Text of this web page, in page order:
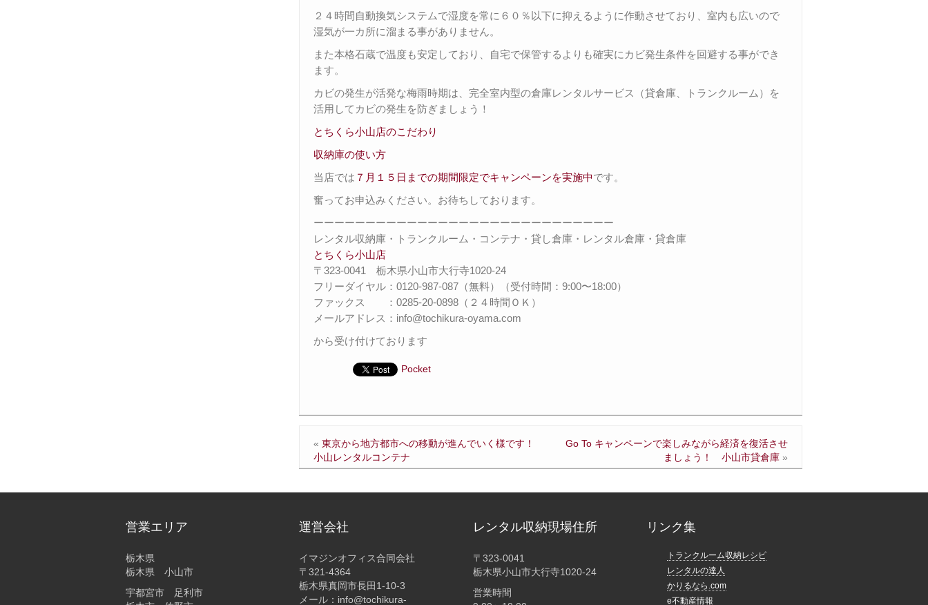
２４時間自動換気システムで湿度を常に６０％以下に抑えるように作動させており、室内も広いので
湿気が一カ所に溜まる事がありません。
また本格石蔵で温度も安定しており、自宅で保管するよりも確実にカビ発生条件を回避する事ができ
ます。
カビの発生が活発な梅雨時期は、完全室内型の倉庫レンタルサービス（貸倉庫、トランクルーム）を
活用してカビの発生を防ぎましょう！
とちくら小山店のこだわり
収納庫の使い方
当店では ７月１５ 日までの期間限定でキャンペーンを実施中です。
奮ってお申込みください。お待ちしております。
ーーーーーーーーーーーーーーーーーーーーーーーーーーーーー
レンタル収納庫・トランクルーム・コンテナ・貸し倉庫・レンタル倉庫・貸倉庫
とちくら小山店
〒323-0041 栃木県小山市大行寺1020-24
フリーダイヤル：0120-987-087（無料）（受付時間：9:00〜18:00）
ファックス ：0285-20-0898（２４時間ＯＫ）
メールアドレス：info@tochikura-oyama.com
から受け付けております
Pocket
«東京から地方都市への移動が進んでいく様です！
小山レンタルコンテナ
Go To キャンペーンで楽しみながら経済を復活させ
ましょう！ 小山市貸倉庫»
営業エリア
栃木県
栃木県 小山市
宇都宮市 足利市
運営会社
イマジンオフィス合同会社
〒321-4364
栃木県真岡市長田1-10-3
メール：info@tochikura-
レンタル収納現場住所
〒323-0041
栃木県小山市大行寺1020-24
営業時間
リンク集
トランクルーム収納レシピ
レンタルの達人
かりるなら.com
e不動産情報